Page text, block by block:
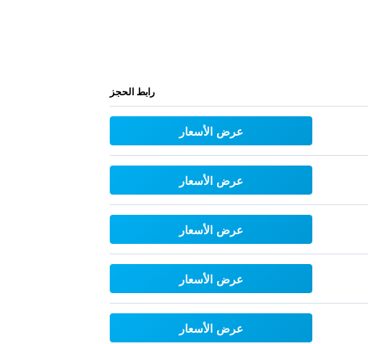
رابط الحجز
عرض الأسعار
عرض الأسعار
عرض الأسعار
عرض الأسعار
عرض الأسعار